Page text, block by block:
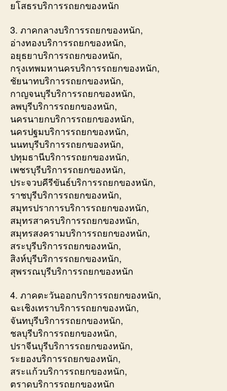
ยโสธรบริการรถยกของหนัก
3. ภาคกลางบริการรถยกของหนัก,
อ่างทองบริการรถยกของหนัก,
อยุธยาบริการรถยกของหนัก,
กรุงเทพมหานครบริการรถยกของหนัก,
ชัยนาทบริการรถยกของหนัก,
กาญจนบุรีบริการรถยกของหนัก,
ลพบุรีบริการรถยกของหนัก,
นครนายกบริการรถยกของหนัก,
นครปฐมบริการรถยกของหนัก,
นนทบุรีบริการรถยกของหนัก,
ปทุมธานีบริการรถยกของหนัก,
เพชรบุรีบริการรถยกของหนัก,
ประจวบคีรีขันธ์บริการรถยกของหนัก,
ราชบุรีบริการรถยกของหนัก,
สมุทรปราการบริการรถยกของหนัก,
สมุทรสาครบริการรถยกของหนัก,
สมุทรสงครามบริการรถยกของหนัก,
สระบุรีบริการรถยกของหนัก,
สิงห์บุรีบริการรถยกของหนัก,
สุพรรณบุรีบริการรถยกของหนัก
4. ภาคตะวันออกบริการรถยกของหนัก,
ฉะเชิงเทราบริการรถยกของหนัก,
จันทบุรีบริการรถยกของหนัก,
ชลบุรีบริการรถยกของหนัก,
ปราจีนบุรีบริการรถยกของหนัก,
ระยองบริการรถยกของหนัก,
สระแก้วบริการรถยกของหนัก,
ตราดบริการรถยกของหนัก